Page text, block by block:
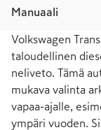
Manuaali
Volkswagen
taloudellinen
neliveto. Tämä
mukava valinta
vapaa-ajalle,
ympäri vuoden.